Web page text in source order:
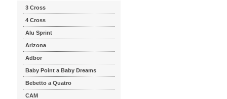
3 Cross
4 Cross
Alu Sprint
Arizona
Adbor
Baby Point a Baby Dreams
Bebetto a Quatro
CAM